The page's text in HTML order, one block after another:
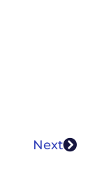
Next